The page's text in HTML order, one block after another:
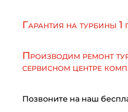
Гарантия на турбины 1
Производим ремонт
сервисном центре
Позвоните на наш